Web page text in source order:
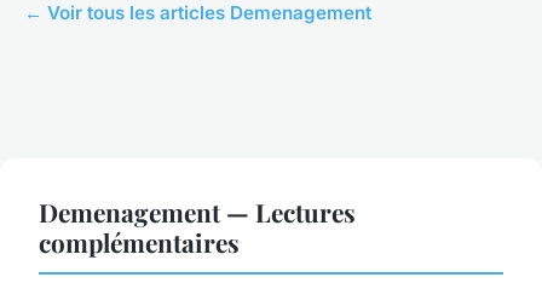
← Voir tous les articles Demenagement
Demenagement — Lectures
complémentaires